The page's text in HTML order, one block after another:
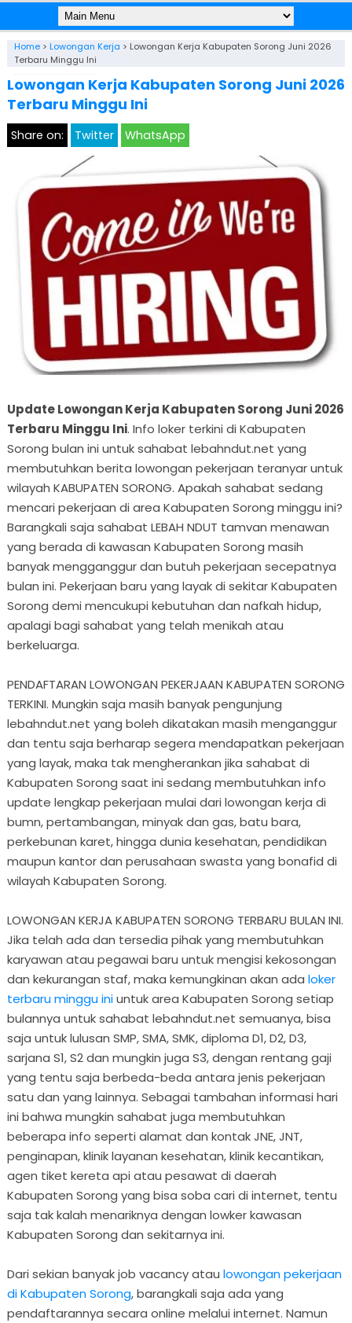
Home> Lowongan Kerja > Lowongan Kerja Kabupaten Sorong Juni 2026
Terbaru Minggu Ini
Lowongan Kerja Kabupaten Sorong Juni 2026
Terbaru Minggu Ini
Share on: Twitter WhatsApp
Update Lowongan Kerja Kabupaten Sorong Juni 2026
Terbaru Minggu Ini. Info loker terkini di Kabupaten
Sorong bulan ini untuk sahabat lebahndut.net yang
membutuhkan berita lowongan pekerjaan teranyar untuk
wilayah KABUPATEN SORONG. Apakah sahabat sedang
mencari pekerjaan di area Kabupaten Sorong minggu ini?
Barangkali saja sahabat LEBAH NDUT tamvan menawan
yang berada di kawasan Kabupaten Sorong masih
banyak mengganggur dan butuh pekerjaan secepatnya
bulan ini. Pekerjaan baru yang layak di sekitar Kabupaten
Sorong demi mencukupi kebutuhan dan nafkah hidup,
apalagi bagi sahabat yang telah menikah atau
berkeluarga.
PENDAFTARAN LOWONGAN PEKERJAAN KABUPATEN SORONG
TERKINI. Mungkin saja masih banyak pengunjung
lebahndut.net yang boleh dikatakan masih menganggur
dan tentu saja berharap segera mendapatkan pekerjaan
yang layak, maka tak mengherankan jika sahabat di
Kabupaten Sorong saat ini sedang membutuhkan info
update lengkap pekerjaan mulai dari lowongan kerja di
bumn, pertambangan, minyak dan gas, batu bara,
perkebunan karet, hingga dunia kesehatan, pendidikan
maupun kantor dan perusahaan swasta yang bonafid di
wilayah Kabupaten Sorong.
LOWONGAN KERJA KABUPATEN SORONG TERBARU BULAN INI.
Jika telah ada dan tersedia pihak yang membutuhkan
karyawan atau pegawai baru untuk mengisi kekosongan
dan kekurangan staf, maka kemungkinan akan ada loker
terbaru minggu iniuntuk area Kabupaten Sorong setiap
bulannya untuk sahabat lebahndut.net semuanya, bisa
saja untuk lulusan SMP, SMA, SMK, diploma D1, D2, D3,
sarjana S1, S2 dan mungkin juga S3, dengan rentang gaji
yang tentu saja berbeda-beda antara jenis pekerjaan
satu dan yang lainnya. Sebagai tambahan informasi hari
ini bahwa mungkin sahabat juga membutuhkan
beberapa info seperti alamat dan kontak JNE, JNT,
penginapan, klinik layanan kesehatan, klinik kecantikan,
agen tiket kereta api atau pesawat di daerah
Kabupaten Sorong yang bisa soba cari di internet, tentu
saja tak kalah menariknya dengan lowker kawasan
Kabupaten Sorong dan sekitarnya ini.
Dari sekian banyak job vacancy atau lowongan pekerjaan
di Kabupaten Sorong, barangkali saja ada yang
pendaftarannya secara online melalui internet. Namun